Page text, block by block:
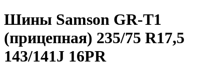
Шины Samson GR-T1
(прицепная) 235/75 R17,5
143/141J 16PR